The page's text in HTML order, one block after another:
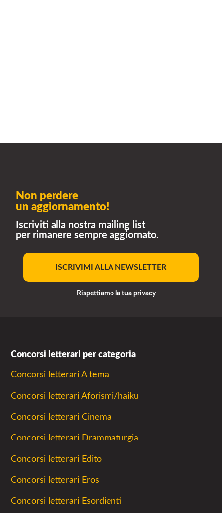
Non perdere
un aggiornamento!
Iscriviti alla nostra mailing list
per rimanere sempre aggiornato.
ISCRIVIMI ALLA NEWSLETTER
Rispettiamo la tua privacy
Concorsi letterari per categoria
Concorsi letterari A tema
Concorsi letterari Aforismi/haiku
Concorsi letterari Cinema
Concorsi letterari Drammaturgia
Concorsi letterari Edito
Concorsi letterari Eros
Concorsi letterari Esordienti